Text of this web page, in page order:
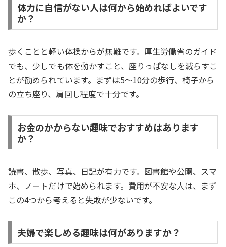
体力に自信がない人は何から始めればよいです
か？
歩くことと軽い体操からが無難です。厚生労働省のガイド
でも、少しでも体を動かすこと、座りっぱなしを減らすこ
とが勧められています。まずは5〜10分の歩行、椅子から
の立ち座り、肩回し程度で十分です。
お金のかからない趣味でおすすめはあります
か？
読書、散歩、写真、日記が有力です。図書館や公園、スマ
ホ、ノートだけで始められます。費用が不安な人は、まず
この4つから考えると失敗が少ないです。
夫婦で楽しめる趣味は何がありますか？